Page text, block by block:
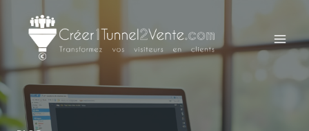
contenu